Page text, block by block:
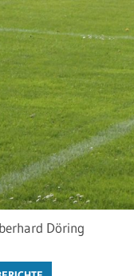
Döring